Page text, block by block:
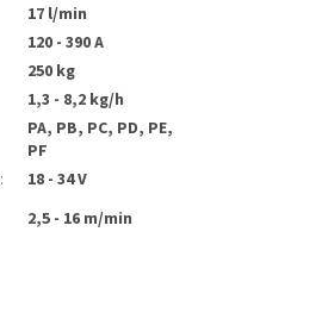
17 l/min
120 - 390 A
250 kg
1,3 - 8,2 kg/h
PA, PB, PC, PD, PE,
PF
:
18 - 34 V
2,5 - 16 m/min